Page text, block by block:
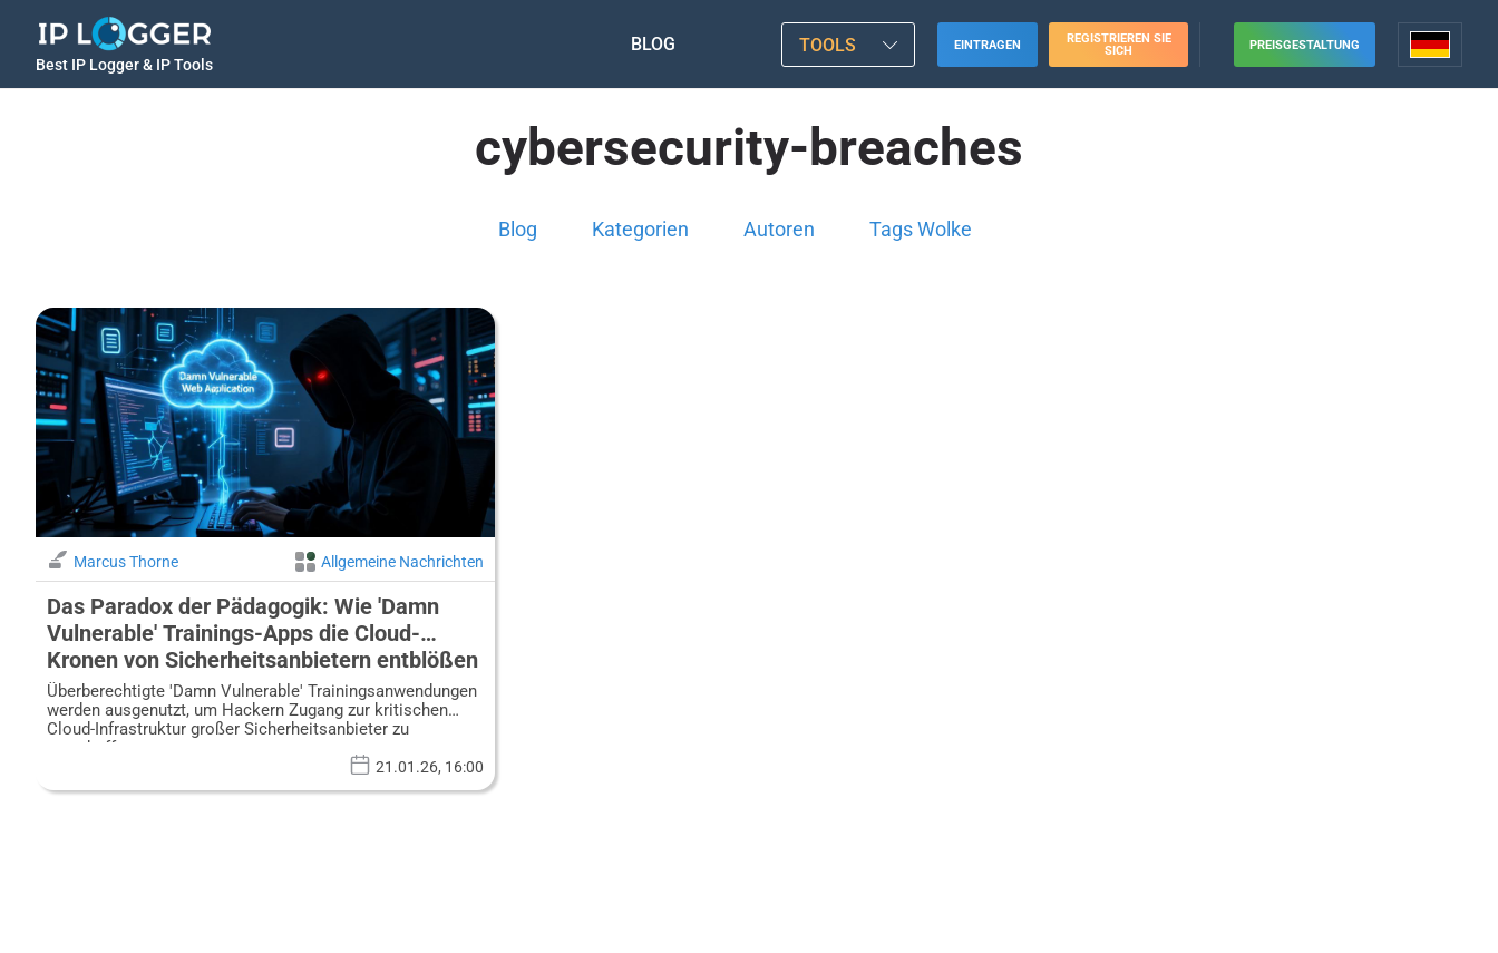
Best IP Logger & IP Tools
BLOG TOOLS EINTRAGEN
REGISTRIEREN SIE
SICH
PREISGESTALTUNG
cybersecurity-breaches
Blog Kategorien Autoren Tags Wolke
Marcus Thorne Allgemeine Nachrichten
Das Paradox der Pädagogik: Wie 'Damn
Vulnerable' Trainings-Apps die Cloud-
Kronen von Sicherheitsanbietern entblößen
Überberechtigte 'Damn Vulnerable' Trainingsanwendungen
werden ausgenutzt, um Hackern Zugang zur kritischen
Cloud-Infrastruktur großer Sicherheitsanbieter zu
verschaffen.
21.01.26, 16:00